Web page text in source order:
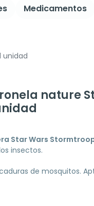
Medicamentos
unidad
nature
Star Wars
insectos.
de mosquitos.